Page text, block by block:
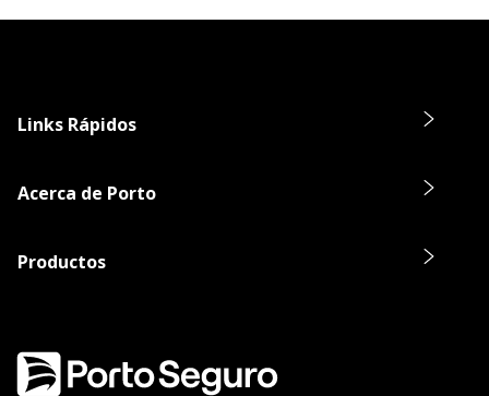
Links Rápidos
Acerca de Porto
Productos